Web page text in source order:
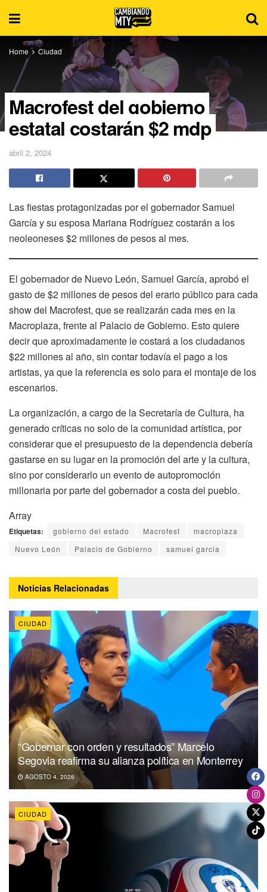
Home Ciudad
Macrofest del gobierno
estatal costarán $2 mdp
abril 2, 2024
Las fiestas protagonizadas por el gobernador Samuel
García y su esposa Mariana Rodríguez costarán a los
neoleoneses $2 millones de pesos al mes.
El gobernador de Nuevo León, Samuel García, aprobó el
gasto de $2 millones de pesos del erario público para cada
show del Macrofest, que se realizarán cada mes en la
Macroplaza, frente al Palacio de Gobierno. Esto quiere
decir que aproximadamente le costará a los ciudadanos
$22 millones al año, sin contar todavía el pago a los
artistas, ya que la referencia es solo para el montaje de los
escenarios.
La organización, a cargo de la Secretaría de Cultura, ha
generado críticas no solo de la comunidad artística, por
considerar que el presupuesto de la dependencia debería
gastarse en su lugar en la promoción del arte y la cultura,
sino por considerarlo un evento de autopromoción
millonaria por parte del gobernador a costa del pueblo.
Array
Etiquetas: gobierno del estado Macrofest
macroplaza
Nuevo León
Palacio de Gobierno samuel garcia
Noticias Relacionadas
CIUDAD
“Gobernar con orden y resultados” Marcelo
Segovia reafirma su alianza política en Monterrey
AGOSTO 4, 2026
CIUDAD